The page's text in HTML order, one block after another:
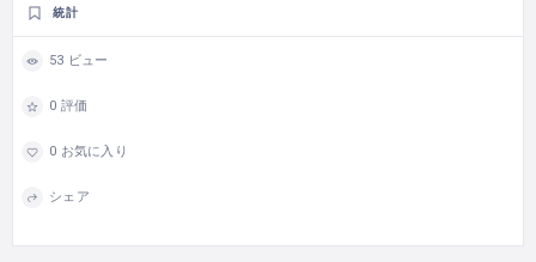
統計
53 ビュー
0 評価
0 お気に入り
シェア